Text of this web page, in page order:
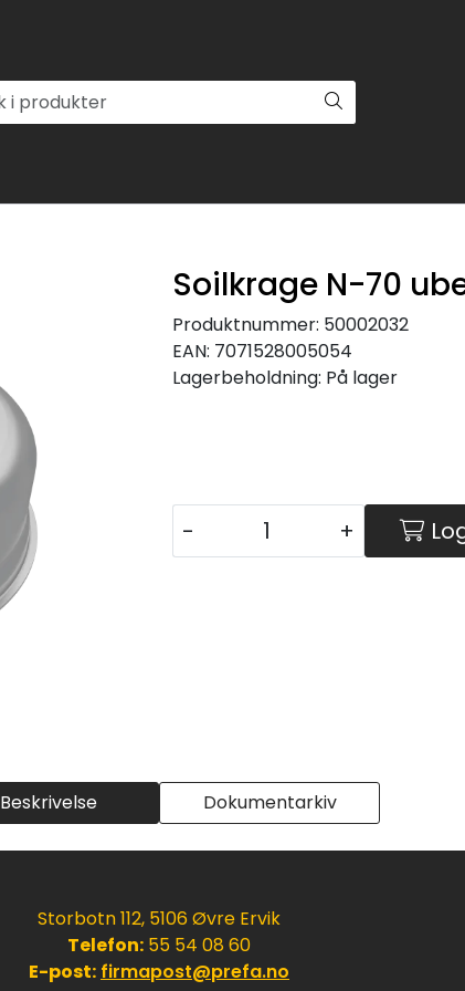
Soilkrage N-70
Produktnummer: 50002032
EAN: 7071528005054
Lagerbeholdning: På lager
- +
Beskrivelse Dokumentarkiv
Storbotn 112, 5106 Øvre Ervik
Telefon: 55 54 08 60
E-post: firmapost@prefa.no